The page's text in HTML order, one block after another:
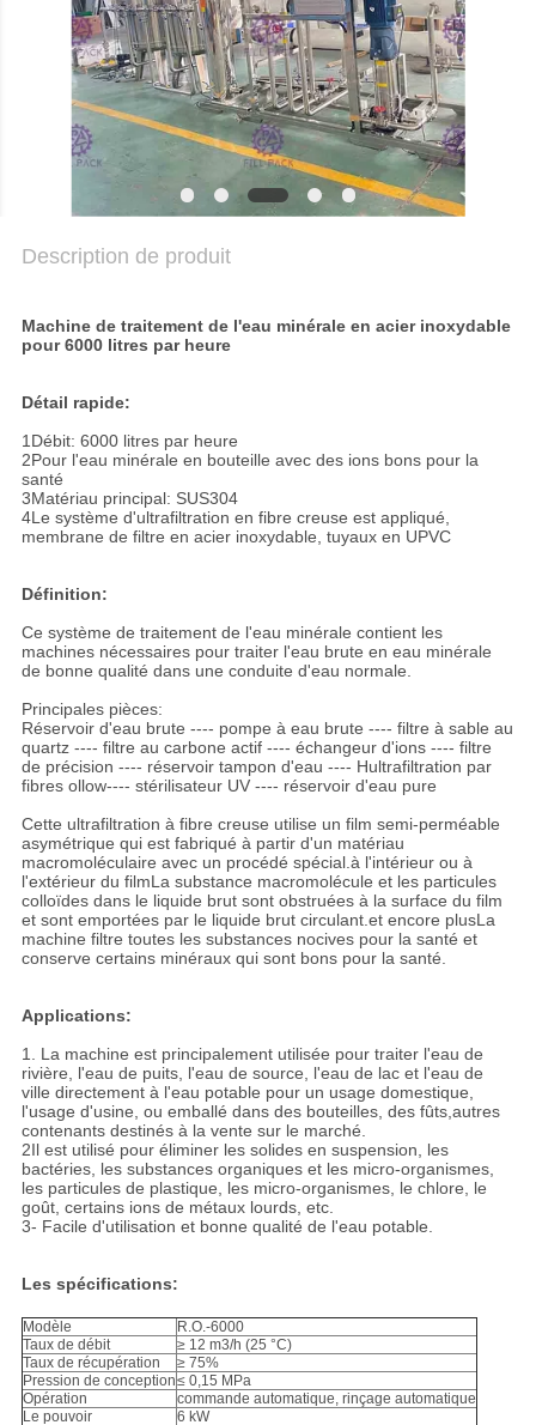
CONFIDENTIALITÉ
Description de produit
Machine de traitement de l'eau minérale en acier inoxydable
pour 6000 litres par heure
Détail rapide:
1Débit: 6000 litres par heure
2Pour l'eau minérale en bouteille avec des ions bons pour la
santé
3Matériau principal: SUS304
4Le système d'ultrafiltration en fibre creuse est appliqué,
membrane de filtre en acier inoxydable, tuyaux en UPVC
Définition:
Ce système de traitement de l'eau minérale contient les
machines nécessaires pour traiter l'eau brute en eau minérale
de bonne qualité dans une conduite d'eau normale.
Principales pièces:
Réservoir d'eau brute ---- pompe à eau brute ---- filtre à sable au
quartz ---- filtre au carbone actif ---- échangeur d'ions ---- filtre
de précision ---- réservoir tampon d'eau ---- Hultrafiltration par
fibres ollow---- stérilisateur UV ---- réservoir d'eau pure
Cette ultrafiltration à fibre creuse utilise un film semi-perméable
asymétrique qui est fabriqué à partir d'un matériau
macromoléculaire avec un procédé spécial.à l'intérieur ou à
l'extérieur du filmLa substance macromolécule et les particules
colloïdes dans le liquide brut sont obstruées à la surface du film
et sont emportées par le liquide brut circulant.et encore plusLa
machine filtre toutes les substances nocives pour la santé et
conserve certains minéraux qui sont bons pour la santé.
Applications:
1. La machine est principalement utilisée pour traiter l'eau de
rivière, l'eau de puits, l'eau de source, l'eau de lac et l'eau de
ville directement à l'eau potable pour un usage domestique,
l'usage d'usine, ou emballé dans des bouteilles, des fûts,autres
contenants destinés à la vente sur le marché.
2Il est utilisé pour éliminer les solides en suspension, les
bactéries, les substances organiques et les micro-organismes,
les particules de plastique, les micro-organismes, le chlore, le
goût, certains ions de métaux lourds, etc.
3- Facile d'utilisation et bonne qualité de l'eau potable.
Les spécifications:
Modèle
R.O.-6000
Taux de débit
≥ 12 m3/h (25 °C)
Taux de récupération
≥ 75%
Pression de conception≤ 0,15 MPa
Opération
commande automatique, rinçage automatique
Le pouvoir
6 kW